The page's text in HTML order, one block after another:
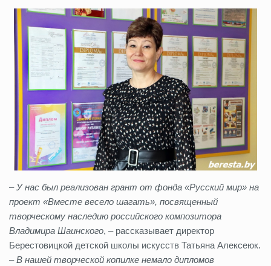
–У нас был реализован грант от фонда «Русский мир» на
проект «Вместе весело шагать», посвященный
творческому наследию российского композитора
Владимира Шаинского, – рассказывает директор
Берестовицкой детской школы искусств Татьяна Алексеюк.
–В нашей творческой копилке немало дипломов